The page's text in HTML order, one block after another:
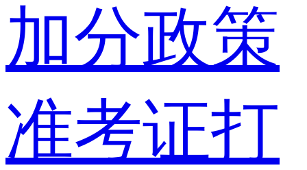
加分政策
准考证打